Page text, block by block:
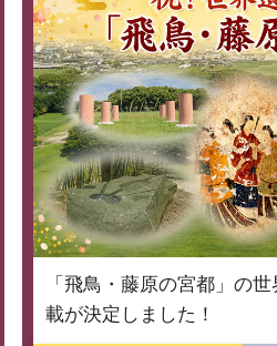
「飛鳥・藤原の宮都」の
載が決定しました！